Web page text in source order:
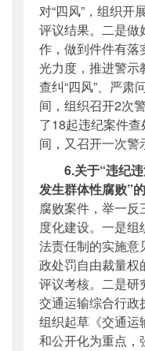
对“四风”，组织开
评议结果。二是做
作，做到件件有落
光力度，推进警示
查纠“四风”、严肃
间，组织召开2次
了18起违纪案件
间，又召开一次警
6.关于“违纪
发生群体性腐败”的
腐败案件，举一
度化建设。一是
法责任制的实施意
政处罚自由裁量权
评议考核。二是研
交通运输综合行政
组织起草《交通运
和公开化为重点，